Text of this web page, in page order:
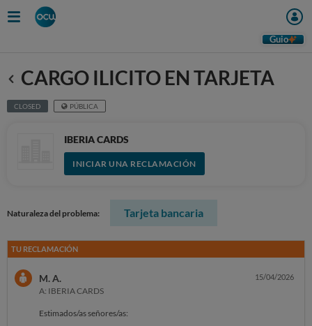
Guio
Anterior
CARGO ILICITO EN TARJETA
CLOSED PÚBLICA
IBERIA CARDS
INICIAR UNA RECLAMACIÓN
Naturaleza del problema: Tarjeta bancaria
TU RECLAMACIÓN
M. A.
A: IBERIA CARDS
15/04/2026
Estimados/as señores/as: